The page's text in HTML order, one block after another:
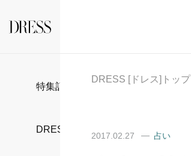
特集記事
DRESS部活
DRESS [ドレス]トップ
2017.02.27 占い